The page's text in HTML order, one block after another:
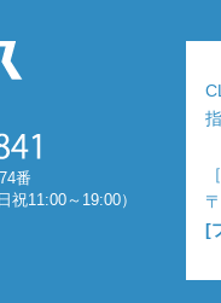
番
祝11:00～19:00）
[